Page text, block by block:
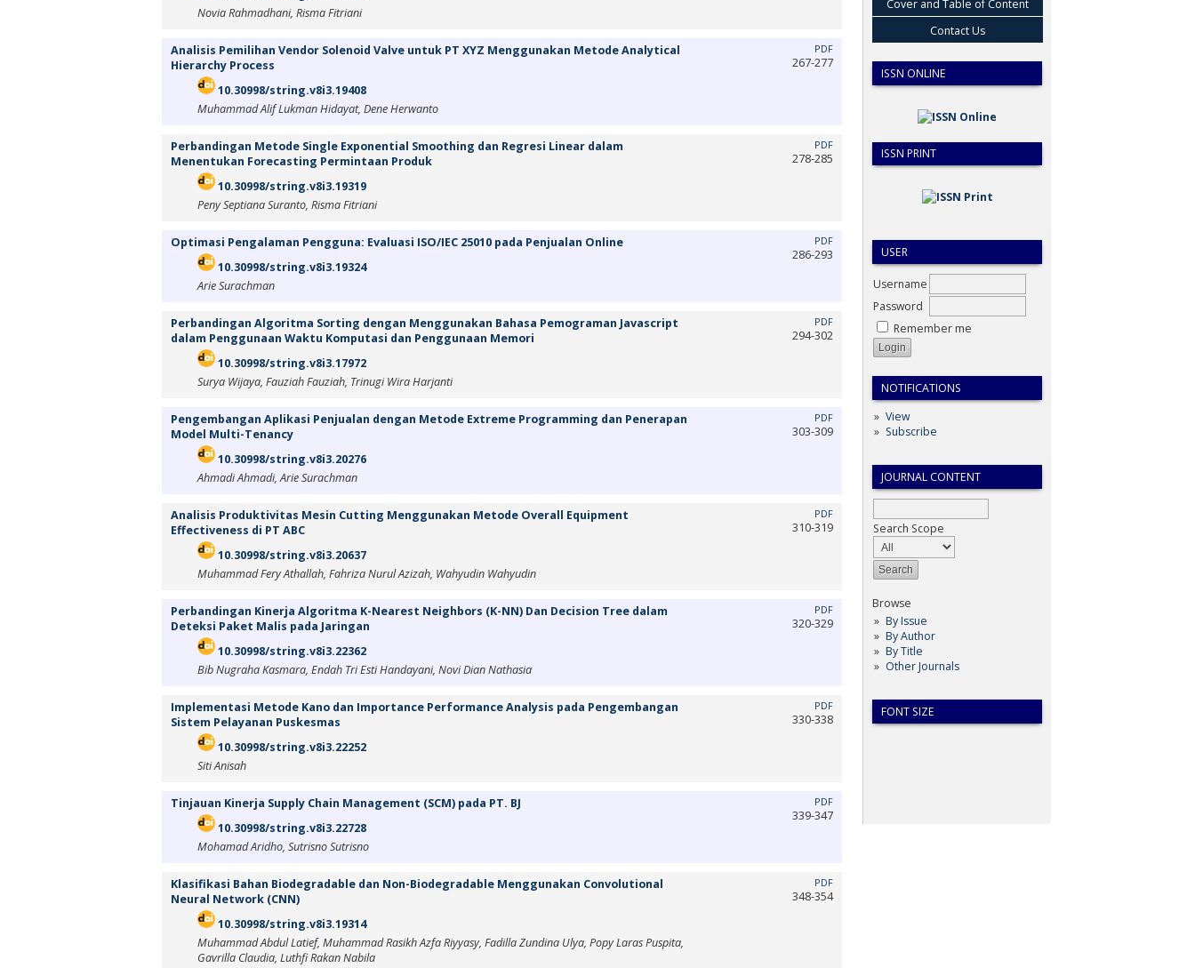
Cover and Table of Content
Contact Us
ISSN ONLINE
ISSN PRINT
USER
Username
Password
Remember me
NOTIFICATIONS
View
Subscribe
JOURNAL CONTENT
Search Scope
Browse
By Issue
By Author
By Title
Other Journals
FONT SIZE
Novia Rahmadhani, Risma Fitriani
Analisis Pemilihan Vendor Solenoid Valve untuk PT XYZ Menggunakan Metode Analytical
Hierarchy Process
10.30998/string.v8i3.19408
Muhammad Alif Lukman Hidayat, Dene Herwanto
PDF
267-277
Perbandingan Metode Single Exponential Smoothing dan Regresi Linear dalam
Menentukan Forecasting Permintaan Produk
10.30998/string.v8i3.19319
Peny Septiana Suranto, Risma Fitriani
PDF
278-285
Optimasi Pengalaman Pengguna: Evaluasi ISO/IEC 25010 pada Penjualan Online
10.30998/string.v8i3.19324
Arie Surachman
PDF
286-293
Perbandingan Algoritma Sorting dengan Menggunakan Bahasa Pemograman Javascript
dalam Penggunaan Waktu Komputasi dan Penggunaan Memori
10.30998/string.v8i3.17972
Surya Wijaya, Fauziah Fauziah, Trinugi Wira Harjanti
PDF
294-302
Pengembangan Aplikasi Penjualan dengan Metode Extreme Programming dan Penerapan
Model Multi-Tenancy
10.30998/string.v8i3.20276
Ahmadi Ahmadi, Arie Surachman
PDF
303-309
Analisis Produktivitas Mesin Cutting Menggunakan Metode Overall Equipment
Effectiveness di PT ABC
10.30998/string.v8i3.20637
Muhammad Fery Athallah, Fahriza Nurul Azizah, Wahyudin Wahyudin
PDF
310-319
Perbandingan Kinerja Algoritma K-Nearest Neighbors (K-NN) Dan Decision Tree dalam
Deteksi Paket Malis pada Jaringan
10.30998/string.v8i3.22362
Bib Nugraha Kasmara, Endah Tri Esti Handayani, Novi Dian Nathasia
PDF
320-329
Implementasi Metode Kano dan Importance Performance Analysis pada Pengembangan
Sistem Pelayanan Puskesmas
10.30998/string.v8i3.22252
Siti Anisah
PDF
330-338
Tinjauan Kinerja Supply Chain Management (SCM) pada PT. BJ
10.30998/string.v8i3.22728
Mohamad Aridho, Sutrisno Sutrisno
PDF
339-347
Klasifikasi Bahan Biodegradable dan Non-Biodegradable Menggunakan Convolutional
Neural Network (CNN)
10.30998/string.v8i3.19314
Muhammad Abdul Latief, Muhammad Rasikh Azfa Riyyasy, Fadilla Zundina Ulya, Popy Laras Puspita,
Gavrilla Claudia, Luthfi Rakan Nabila
PDF
348-354